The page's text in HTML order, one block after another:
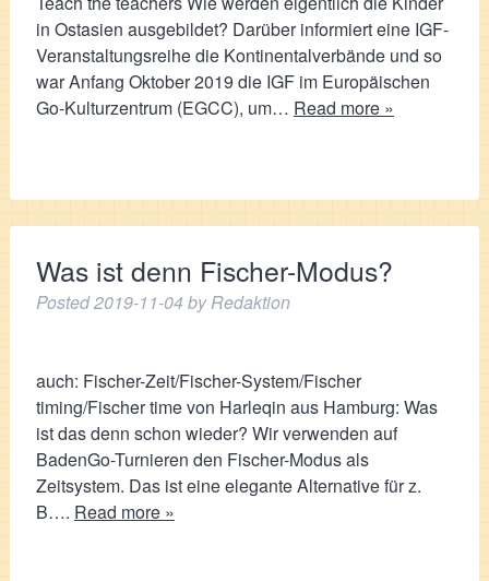
in Ostasien ausgebildet? Darüber informiert eine IGF-
Veranstaltungsreihe die Kontinentalverbände und so
war Anfang Oktober 2019 die IGF im Europäischen
Go-Kulturzentrum (EGCC), um… Read more »
Was ist denn Fischer-Modus?
Posted2019-11-04by Redaktion
auch: Fischer-Zeit/Fischer-System/Fischer
timing/Fischer time von Harleqin aus Hamburg: Was
ist das denn schon wieder? Wir verwenden auf
BadenGo-Turnieren den Fischer-Modus als
Zeitsystem. Das ist eine elegante Alternative für z.
B…. Read more »